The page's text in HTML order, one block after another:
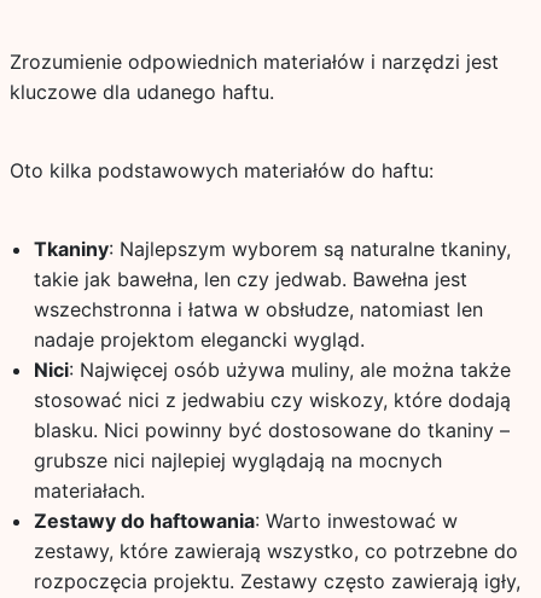
Zrozumienie odpowiednich materiałów i narzędzi jest
kluczowe dla udanego haftu.
Oto kilka podstawowych materiałów do haftu:
Tkaniny: Najlepszym wyborem są naturalne tkaniny,
takie jak bawełna, len czy jedwab. Bawełna jest
wszechstronna i łatwa w obsłudze, natomiast len
nadaje projektom elegancki wygląd.
Nici: Najwięcej osób używa muliny, ale można także
stosować nici z jedwabiu czy wiskozy, które dodają
blasku. Nici powinny być dostosowane do tkaniny –
grubsze nici najlepiej wyglądają na mocnych
materiałach.
Zestawy do haftowania: Warto inwestować w
zestawy, które zawierają wszystko, co potrzebne do
rozpoczęcia projektu. Zestawy często zawierają igły,